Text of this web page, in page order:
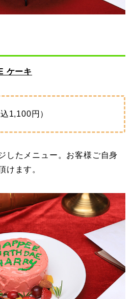
ケーキ
1,100円）
したメニュー。お客様ご自身
けます。